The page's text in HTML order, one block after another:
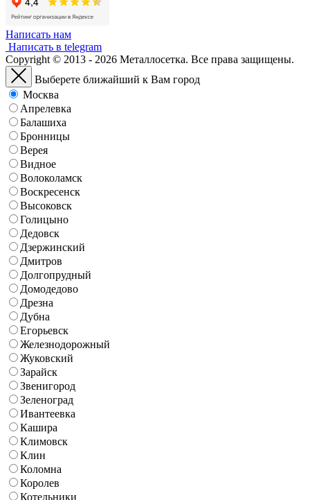
Написать нам
Написать в telegram
Copyright © 2013 - 2026 Металлосетка. Все права защищены.
Выберете ближайший к Вам город
Москва
Апрелевка
Балашиха
Бронницы
Верея
Видное
Волоколамск
Воскресенск
Высоковск
Голицыно
Дедовск
Дзержинский
Дмитров
Долгопрудный
Домодедово
Дрезна
Дубна
Егорьевск
Железнодорожный
Жуковский
Зарайск
Звенигород
Зеленоград
Ивантеевка
Кашира
Климовск
Клин
Коломна
Королев
Котельники